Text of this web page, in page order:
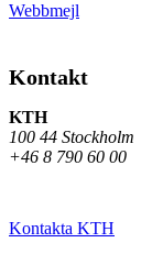
Webbmejl
Kontakt
KTH
100 44 Stockholm
+46 8 790 60 00
Kontakta KTH